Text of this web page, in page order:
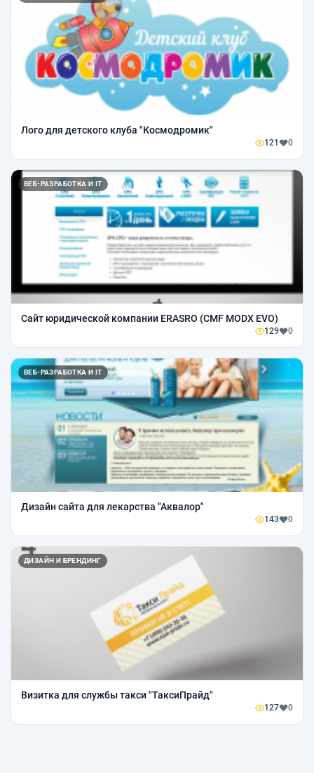
Лого для детского клуба "Космодромик"
121 0
ВЕБ-РАЗРАБОТКА И IT
Сайт юридической компании ERASRO (CMF MODX EVO)
129 0
ВЕБ-РАЗРАБОТКА И IT
Дизайн сайта для лекарства "Аквалор"
143 0
ДИЗАЙН И БРЕНДИНГ
Визитка для службы такси "ТаксиПрайд"
127 0